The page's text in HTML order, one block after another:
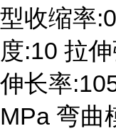
型收缩率
度:10 拉
伸长率
MPa 弯曲